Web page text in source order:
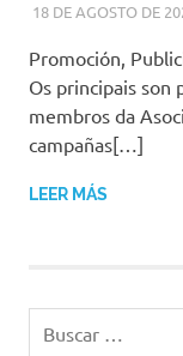
18 DE AGOSTO DE
Promoción,
Os principais son
membros da
campañas[…]
LEER MÁS